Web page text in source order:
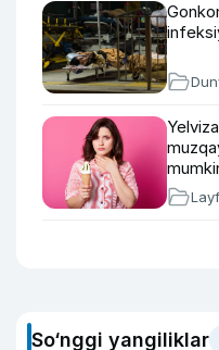
So‘nggi yangiliklar